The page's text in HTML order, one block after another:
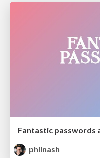
philnash